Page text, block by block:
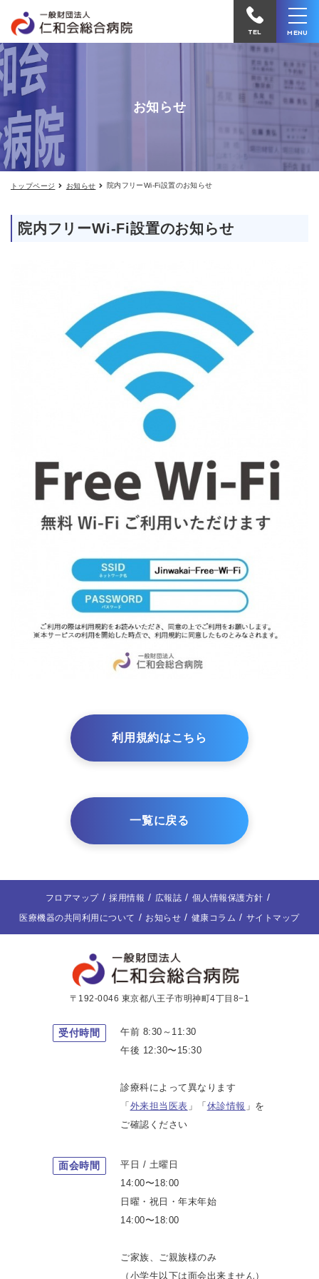
リ
ー
Wi-
Fi
設
の
お
知
ら
せ
病
院
電
TEL MENU
お知らせ
トップページ お知らせ 院内フリーWi-Fi設置のお知らせ
院内フリーWi-Fi設置のお知らせ
利用規約はこちら
一覧に戻る
フロアマップ 採用情報 広報誌
個人情報保護方針
医療機器の共同利用について
お知らせ 健康コラム サイトマップ
〒192-0046 東京都八王子市明神町4丁目8−1
受付時間
午前 8:30～11:30
午後 12:30〜15:30
診療科によって異なります
「 外来担当医表 」「 休診情報 」を
ご確認ください
面会時間
平日 / 土曜日
14:00〜18:00
日曜・祝日・年末年始
14:00〜18:00
ご家族、ご親族様のみ
（小学生以下は面会出来ません）